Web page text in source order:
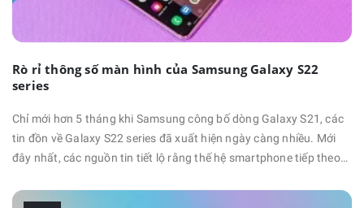
Rò rỉ thông số màn hình của Samsung Galaxy S22
series
Chỉ mới hơn 5 tháng khi Samsung công bố dòng Galaxy S21, các
tin đồn về Galaxy S22 series đã xuất hiện ngày càng nhiều. Mới
đây nhất, các nguồn tin tiết lộ rằng thế hệ smartphone tiếp theo
S22: 6.06 - 6.1 inch. Galaxy S22+: 6.55 - 6.66 inch. Galaxy S22